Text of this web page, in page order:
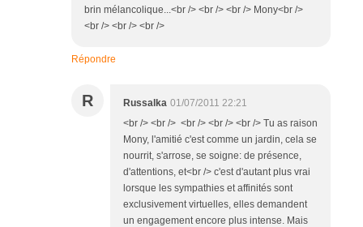
brin mélancolique...<br /> <br /> <br /> Mony<br />
<br /> <br /> <br />
Répondre
R Russalka 01/07/2011 22:21
<br /> <br /> <br /> <br /> <br /> Tu as raison
Mony, l'amitié c'est comme un jardin, cela se
nourrit, s'arrose, se soigne: de présence,
d'attentions, et<br /> c'est d'autant plus vrai
lorsque les sympathies et affinités sont
exclusivement virtuelles, elles demandent
un engagement encore plus intense. Mais